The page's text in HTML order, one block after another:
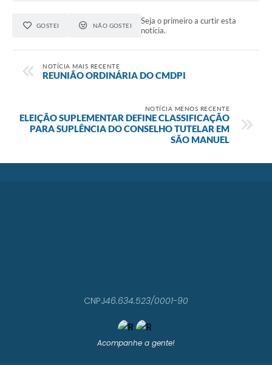
GOSTEI NÃO GOSTEI
Seja o primeiro a curtir esta
notícia.
NOTÍCIA MAIS RECENTE
REUNIÃO ORDINÁRIA DO CMDPI
NOTÍCIA MENOS RECENTE
ELEIÇÃO SUPLEMENTAR DEFINE CLASSIFICAÇÃO
PARA SUPLÊNCIA DO CONSELHO TUTELAR EM
SÃO MANUEL
Acompanhe a gente!
CNPJ46.634.523/0001-90